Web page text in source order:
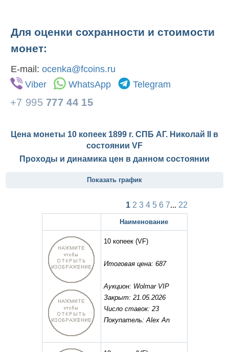
Для оценки сохранности и стоимости
монет:
E-mail: ocenka@fcoins.ru
Viber
WhatsApp Telegram
+7 995 777 44 15
Цена монеты 10 копеек 1899 г. СПБ АГ. Николай II в
состоянии VF
Проходы и динамика цен в данном состоянии
Показать график
1 2 3 4 5 6 7... 22
Наименование
10 копеек(VF)
Итоговая цена: 687
Аукцион: Wolmar VIP
Закрыт: 21.05.2026
Число ставок: 23
Покупатель: Alex An